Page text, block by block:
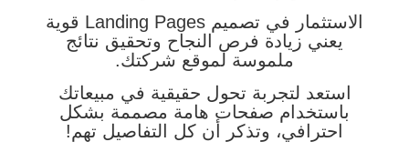
الاستثمار في تصميم Landing Pages قوية
يعني زيادة فرص النجاح وتحقيق نتائج
ملموسة لموقع شركتك.
استعد لتجربة تحول حقيقية في مبيعاتك
باستخدام صفحات هامة مصممة بشكل
احترافي، وتذكر أن كل التفاصيل تهم!